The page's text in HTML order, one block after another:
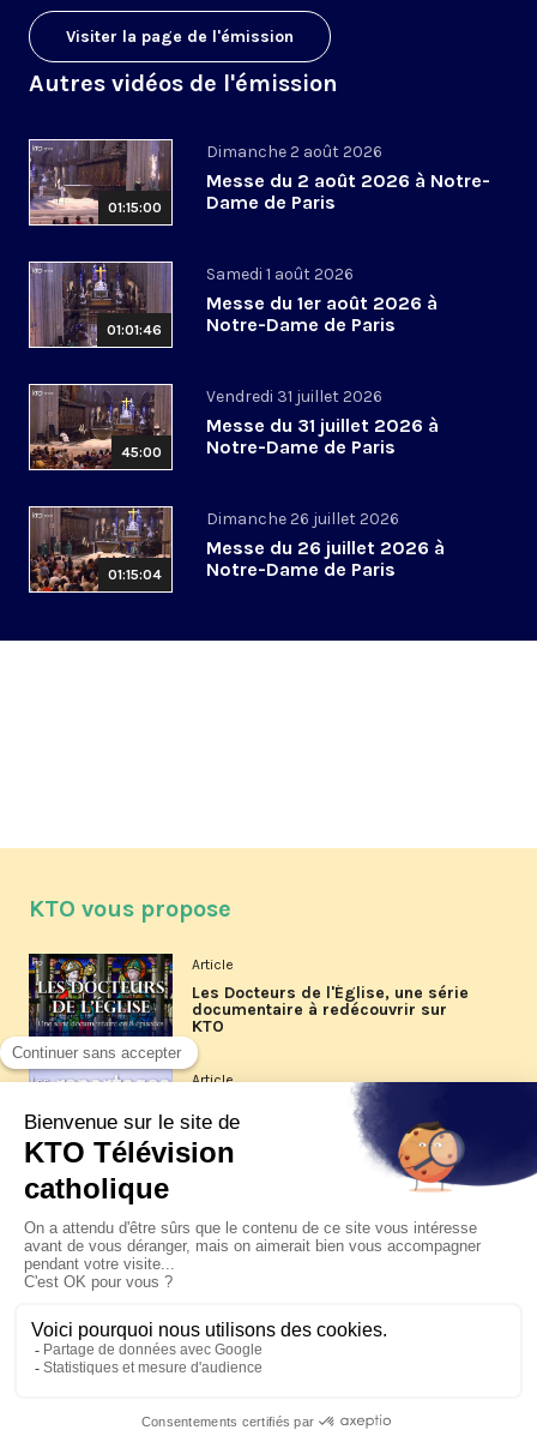
Visiter la page de l'émission
Autres vidéos de l'émission
01:15:00
Dimanche 2 août 2026
Messe du 2 août 2026 à Notre-
Dame de Paris
01:01:46
Samedi 1 août 2026
Messe du 1er août 2026 à
Notre-Dame de Paris
45:00
Vendredi 31 juillet 2026
Messe du 31 juillet 2026 à
Notre-Dame de Paris
01:15:04
Dimanche 26 juillet 2026
Messe du 26 juillet 2026 à
Notre-Dame de Paris
KTO vous propose
Article
Les Docteurs de l'Église, une série
documentaire à redécouvrir sur
KTO
Article
Les reportages d'été 2026 de KTO
La visite pastorale du pape Léon
XIV à Assise à suivre sur KTO le
jeudi 6 août
Le pape en Uruguay, Argentine et
Pérou du 6 au 17 novembre 2026